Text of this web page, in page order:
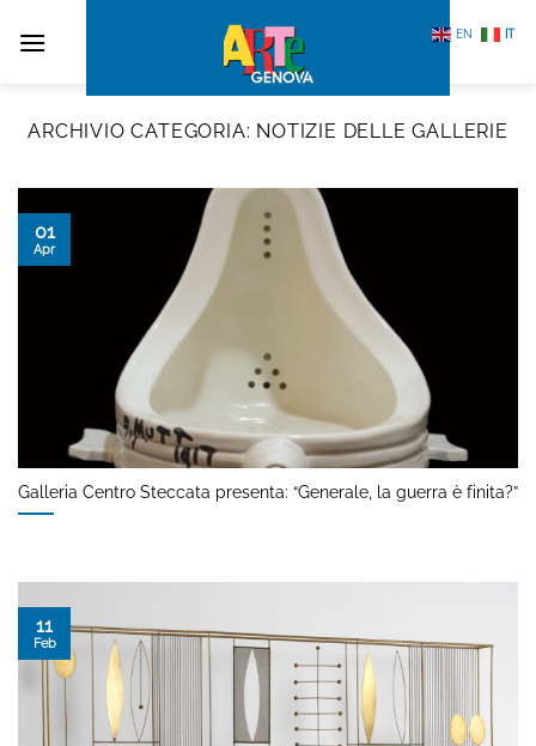
ARCHIVIO CATEGORIA: NOTIZIE DELLE GALLERIE
Galleria Centro Steccata presenta: “Generale, la guerra è finita?”
01
Apr
11
Feb
EN IT